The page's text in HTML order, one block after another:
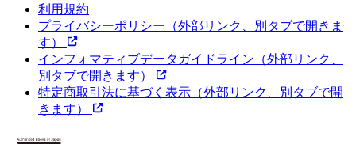
利用規約
プライバシーポリシー （外部リンク、別タブで開きま
す）
インフォマティブデータガイドライン （外部リンク、
別タブで開きます）
特定商取引法に基づく表示 （外部リンク、別タブで開
きます）